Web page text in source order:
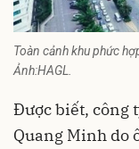
Toàn cảnh khu phức
Ảnh:HAGL.
Được biết, công
Quang Minh do